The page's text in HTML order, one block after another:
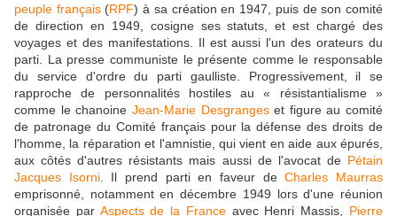
peuple français(RPF) à sa création en 1947, puis de son comité
de direction en 1949, cosigne ses statuts, et est chargé des
voyages et des manifestations. Il est aussi l'un des orateurs du
parti. La presse communiste le présente comme le responsable
du service d'ordre du parti gaulliste. Progressivement, il se
rapproche de personnalités hostiles au « résistantialisme »
comme le chanoine Jean-Marie Desgrangeset figure au comité
de patronage du Comité français pour la défense des droits de
l'homme, la réparation et l'amnistie, qui vient en aide aux épurés,
aux côtés d'autres résistants mais aussi de l'avocat de Pétain
Jacques Isorni. Il prend parti en faveur deCharles Maurras
emprisonné, notamment en décembre 1949 lors d'une réunion
organisée par Aspects de la Franceavec Henri Massis, Pierre